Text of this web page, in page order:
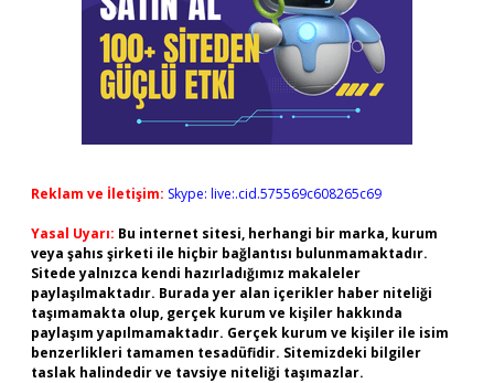
Reklam ve İletişim: Skype: live:.cid.575569c608265c69
Yasal Uyarı: Bu internet sitesi, herhangi bir marka, kurum
veya şahıs şirketi ile hiçbir bağlantısı bulunmamaktadır.
Sitede yalnızca kendi hazırladığımız makaleler
paylaşılmaktadır. Burada yer alan içerikler haber niteliği
taşımamakta olup, gerçek kurum ve kişiler hakkında
paylaşım yapılmamaktadır. Gerçek kurum ve kişiler ile isim
benzerlikleri tamamen tesadüfidir. Sitemizdeki bilgiler
taslak halindedir ve tavsiye niteliği taşımazlar.